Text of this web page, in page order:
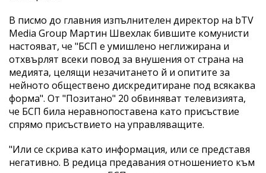
В писмо до главния изпълнителен директор на bTV
Media Group Мартин Швехлак бившите комунисти
настояват, че "БСП е умишлено неглижирана и
отхвърлят всеки повод за внушения от страна на
медията, целящи незачитането й и опитите за
нейното обществено дискредитиране под всякаква
форма". От "Позитано" 20 обвиняват телевизията,
че БСП била неравнопоставена като присъствие
спрямо присъствието на управляващите.
"Или се скрива като информация, или се представя
негативно. В редица предавания отношението към